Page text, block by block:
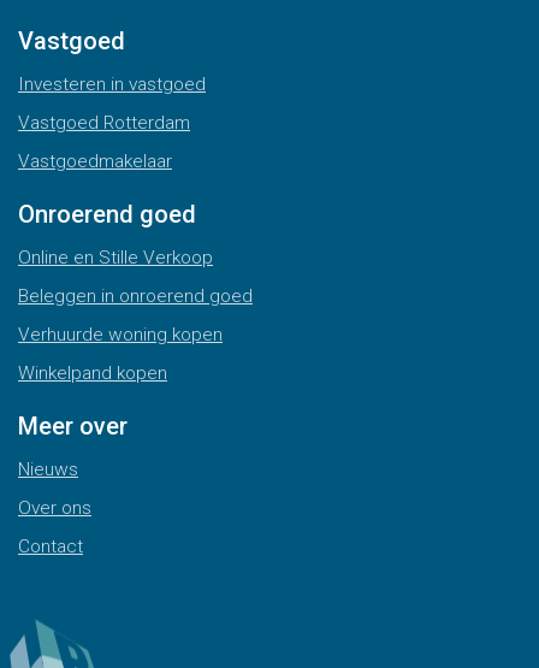
Vastgoed
Investeren in vastgoed
Vastgoed Rotterdam
Vastgoedmakelaar
Onroerend goed
Online en Stille Verkoop
Beleggen in onroerend goed
Verhuurde woning kopen
Winkelpand kopen
Meer over
Nieuws
Over ons
Contact